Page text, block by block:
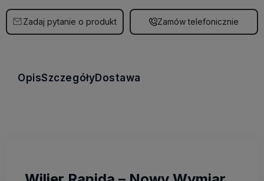
Zadaj pytanie o produkt Zamów telefonicznie
OpisSzczegółyDostawa